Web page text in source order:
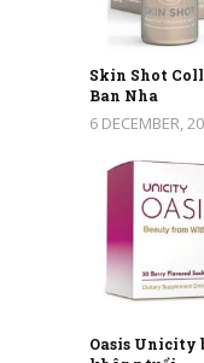
Skin Shot
Ban Nha
6 DECEMBER,
Oasis Unicity